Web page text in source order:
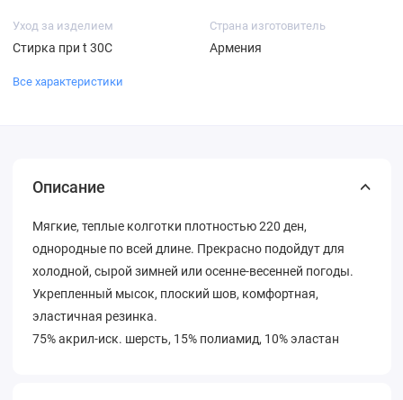
Уход за изделием
Стирка при t 30С
Страна изготовитель
Армения
Все характеристики
Описание
Мягкие, теплые колготки плотностью 220 ден,
однородные по всей длине. Прекрасно подойдут для
холодной, сырой зимней или осенне-весенней погоды.
Укрепленный мысок, плоский шов, комфортная,
эластичная резинка.
75% акрил-иск. шерсть, 15% полиамид, 10% эластан